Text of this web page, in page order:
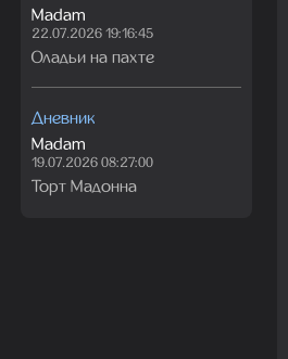
Madam
22.07.2026 19:16:45
Оладьи на пахте
Дневник
Madam
19.07.2026 08:27:00
Торт Мадонна